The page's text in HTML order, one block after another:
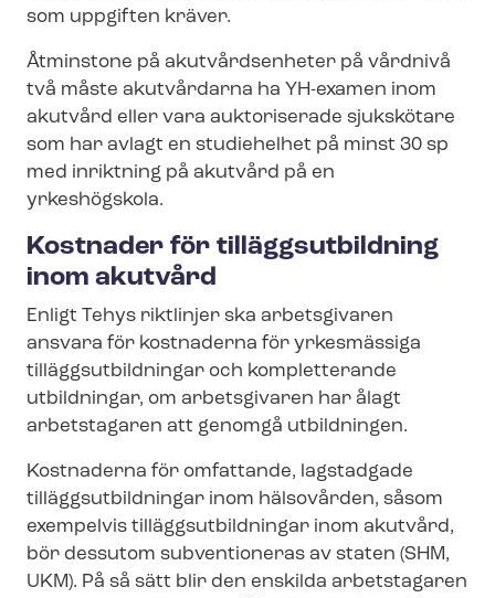
som uppgiften kräver.
Åtminstone på akutvårdsenheter på vårdnivå
två måste akutvårdarna ha YH-examen inom
akutvård eller vara auktoriserade sjukskötare
som har avlagt en studiehelhet på minst 30 sp
med inriktning på akutvård på en
yrkeshögskola.
Kostnader för tilläggs­ut­bild­ning
inom akutvård
Enligt Tehys riktlinjer ska arbetsgivaren
ansvara för kostnaderna för yrkesmässiga
tilläggs­ut­bild­ning­ar och kompletterande
utbildningar, om arbetsgivaren har ålagt
arbetstagaren att genomgå utbildningen.
Kostnaderna för omfattande, lagstadgade
tilläggs­ut­bild­ning­ar inom hälsovården, såsom
exempelvis tilläggs­ut­bild­ning­ar inom akutvård,
bör dessutom subventioneras av staten (SHM,
UKM). På så sätt blir den enskilda arbetstagaren